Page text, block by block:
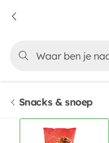
Snacks & snoep